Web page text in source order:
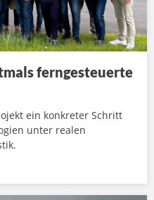
ferngesteuerte
ein konkreter Schritt
unter realen